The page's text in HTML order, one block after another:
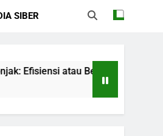
SIBER
atau Beban untuk